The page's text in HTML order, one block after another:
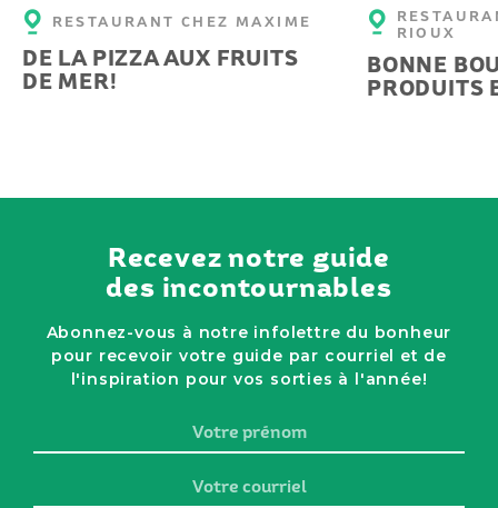
RESTAURANT CHEZ MAXIME
DE LA PIZZA AUX FRUITS
DE MER!
RIOUX
BONNE
PRODUITS
Recevez notre guide
des incontournables
Abonnez-vous à notre infolettre du bonheur
pour recevoir votre guide par courriel et de
l'inspiration pour vos sorties à l'année!
prénom